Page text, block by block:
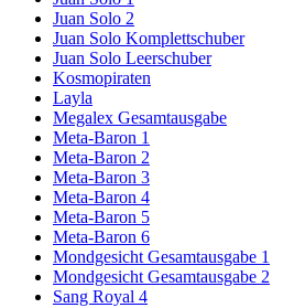
Juan Solo 2
Juan Solo Komplettschuber
Juan Solo Leerschuber
Kosmopiraten
Layla
Megalex Gesamtausgabe
Meta-Baron 1
Meta-Baron 2
Meta-Baron 3
Meta-Baron 4
Meta-Baron 5
Meta-Baron 6
Mondgesicht Gesamtausgabe 1
Mondgesicht Gesamtausgabe 2
Sang Royal 4